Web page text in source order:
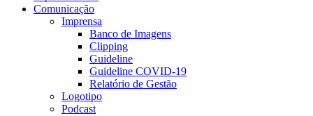
Comunicação
Imprensa
Banco de Imagens
Clipping
Guideline
Guideline COVID-19
Relatório de Gestão
Logotipo
Podcast